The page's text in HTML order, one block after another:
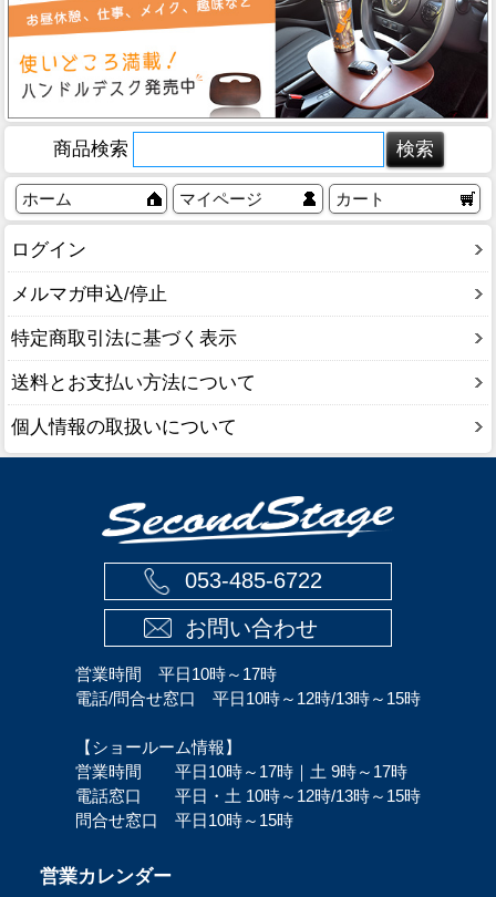
商品検索
ホーム マイページ カート
ログイン
メルマガ申込/停止
特定商取引法に基づく表示
送料とお支払い方法について
個人情報の取扱いについて
053-485-6722
お問い合わせ
営業時間 平日10時～17時
電話/問合せ窓口 平日10時～12時/13時～15時
【ショールーム情報】
営業時間 平日10時～17時｜土 9時～17時
電話窓口 平日・土 10時～12時/13時～15時
問合せ窓口 平日10時～15時
営業カレンダー